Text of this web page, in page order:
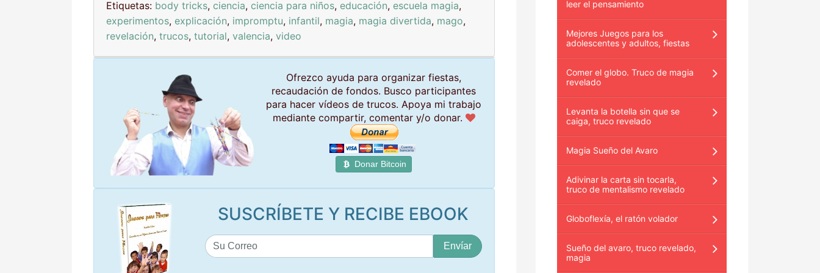
Etiquetas: body tricks, ciencia, ciencia para niños, educación, escuela magia,
experimentos, explicación, impromptu, infantil, magia, magia divertida, mago,
revelación, trucos, tutorial, valencia, video
Ofrezco ayuda para organizar fiestas,
recaudación de fondos. Busco participantes
para hacer vídeos de trucos. Apoya mi trabajo
mediante compartir, comentar y/o donar.
Donar Bitcoin
SUSCRÍBETE Y RECIBE EBOOK
u
leer el pensamiento
Mejores Juegos para los
adolescentes y adultos, fiestas
Comer el globo. Truco de magia
revelado
Levanta la botella sin que se
caiga, truco revelado
Magia Sueño del Avaro
Adivinar la carta sin tocarla,
truco de mentalismo revelado
Globoflexía, el ratón volador
Sueño del avaro, truco revelado,
magia